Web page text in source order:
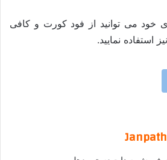
خود می توانید از فود کورت و کافی
استفاده نمایید.